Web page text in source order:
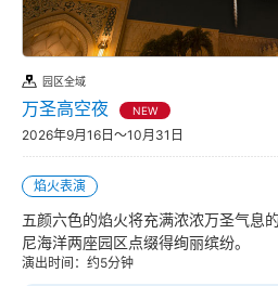
园区全域
万圣高空夜 NEW
2026年9月16日～10月31日
焰火表演
五颜六色的焰火将充满浓浓万圣气息
尼海洋两座园区点缀得绚丽缤纷。
演出时间：约5分钟